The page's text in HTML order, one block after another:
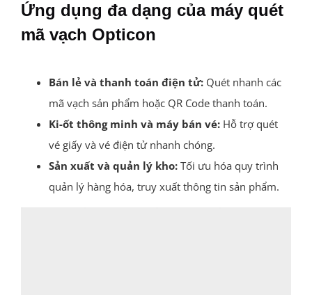
Ứng dụng đa dạng của máy quét
mã vạch Opticon
Bán lẻ và thanh toán điện tử:Quét nhanh các
mã vạch sản phẩm hoặc QR Code thanh toán.
Ki-ốt thông minh và máy bán vé:Hỗ trợ quét
vé giấy và vé điện tử nhanh chóng.
Sản xuất và quản lý kho:Tối ưu hóa quy trình
quản lý hàng hóa, truy xuất thông tin sản phẩm.